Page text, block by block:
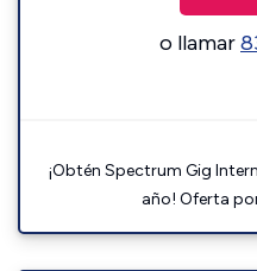
o llamar
¡Obtén Spectrum Gig
año! Oferta